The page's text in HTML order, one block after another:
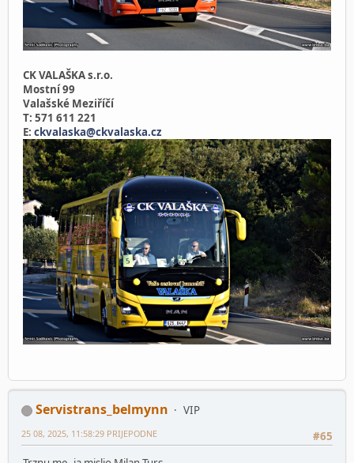
CK VALAŠKA s.r.o.
Mostní 99
Valašské Meziříčí
T: 571 611 221
E: ckvalaska@ckvalaska.cz
Servistrans_belmynn
VIP
#65
25 08, 2025, 11:58:29 PRIJEPODNE